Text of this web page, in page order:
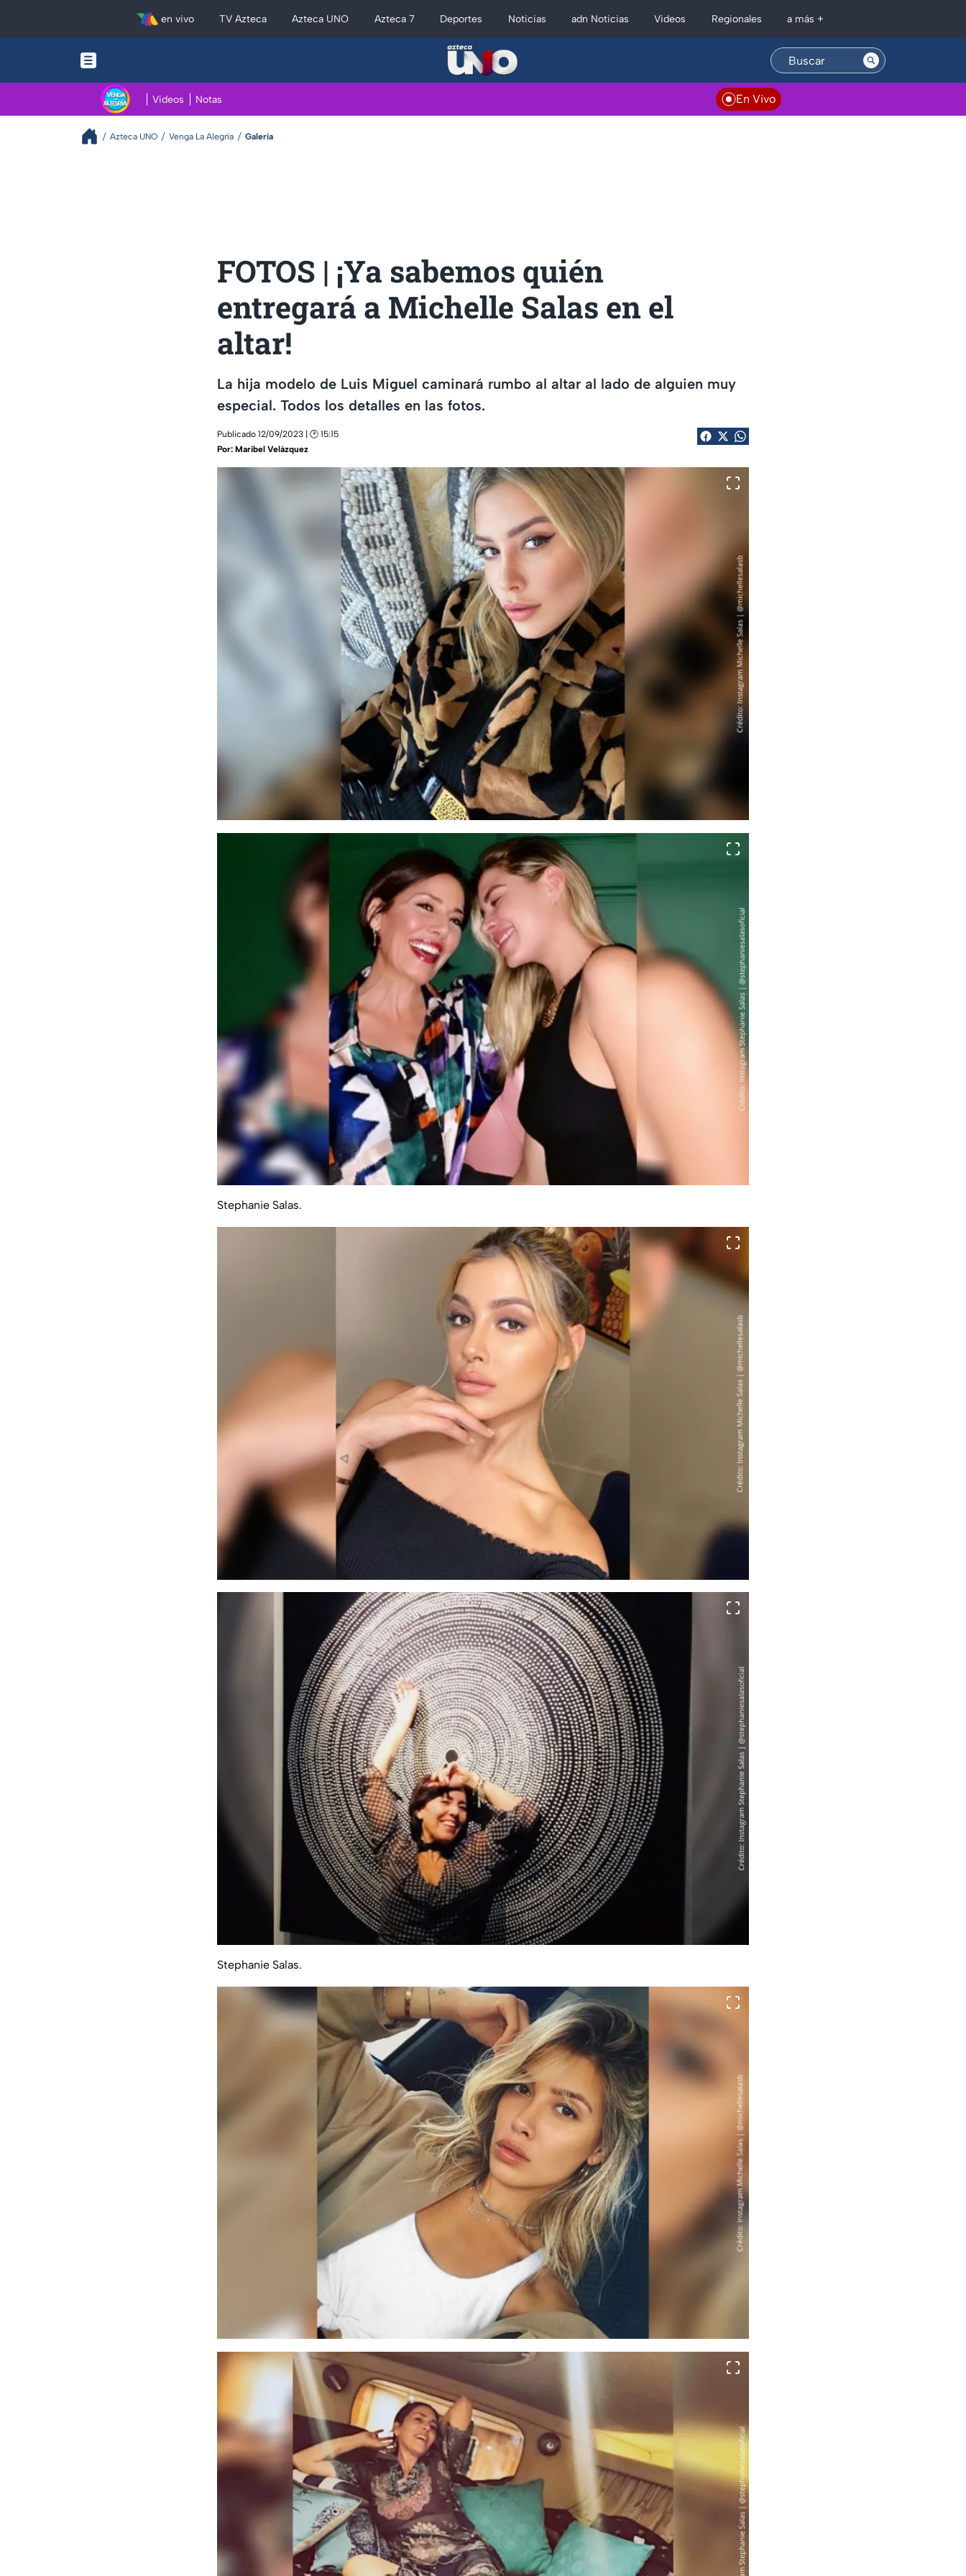
en vivo TV Azteca Azteca UNO Azteca 7 Deportes Noticias adn Noticias Videos Regionales a más +
Videos Notas En Vivo
Azteca UNO Venga La Alegría Galería
FOTOS | ¡Ya sabemos quién
entregará a Michelle Salas en el
altar!
La hija modelo de Luis Miguel caminará rumbo al altar al lado de alguien muy
especial. Todos los detalles en las fotos.
Publicado 12/09/2023 | 🕑 15:15
Por: Maribel Velázquez
Stephanie Salas.
Stephanie Salas.